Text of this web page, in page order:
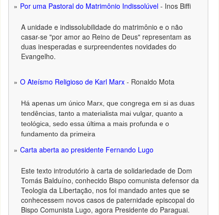
Por uma Pastoral do Matrimônio Indissolúvel - Inos Biffi
A unidade e indissolubilidade do matrimônio e o não
casar-se "por amor ao Reino de Deus" representam as
duas inesperadas e surpreendentes novidades do
Evangelho.
O Ateísmo Religioso de Karl Marx - Ronaldo Mota
Há apenas um único Marx, que congrega em si as duas
tendências, tanto a materialista mai vulgar, quanto a
teológica, sedo essa última a mais profunda e o
fundamento da primeira
Carta aberta ao presidente Fernando Lugo
Este texto introdutório à carta de solidariedade de Dom
Tomás Balduíno, conhecido Bispo comunista defensor da
Teologia da Libertação, nos foi mandado antes que se
conhecessem novos casos de paternidade episcopal do
Bispo Comunista Lugo, agora Presidente do Paraguai.